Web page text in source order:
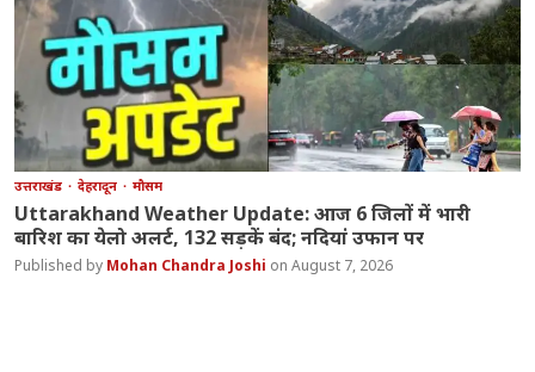
उत्तराखंड देहरादून मौसम
Uttarakhand Weather Update: आज 6 जिलों में भारी
बारिश का येलो अलर्ट, 132 सड़कें बंद; नदियां उफान पर
Mohan Chandra Joshi August 7, 2026